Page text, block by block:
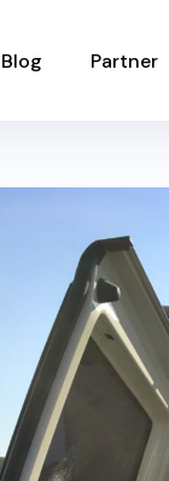
Blog Partner